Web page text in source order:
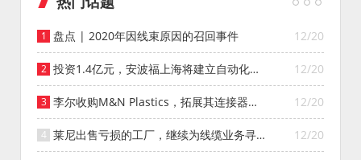
12/20
盘点 | 2020年因线束原因的召回事件
12/20
投资1.4亿元，安波福上海将建立自动化智
能仓库
12/20
李尔收购M&N Plastics，拓展其连接器系
统业务
12/20
莱尼出售亏损的工厂，继续为线缆业务寻找
投资者